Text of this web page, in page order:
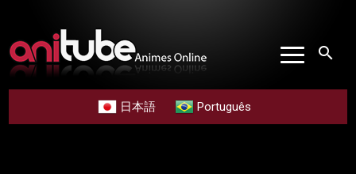
search
日本語 Português